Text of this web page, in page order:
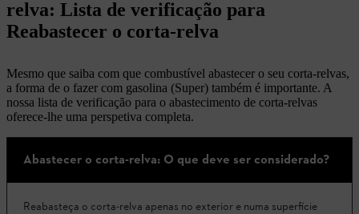
relva: Lista de verificação para
Reabastecer o corta-relva
Mesmo que saiba com que combustível abastecer o seu corta-relvas,
a forma de o fazer com gasolina (Super) também é importante. A
nossa lista de verificação para o abastecimento de corta-relvas
oferece-lhe uma perspetiva completa.
Abastecer o corta-relva: O que deve ser considerado?
Reabasteça o corta-relva apenas no exterior e numa superfície